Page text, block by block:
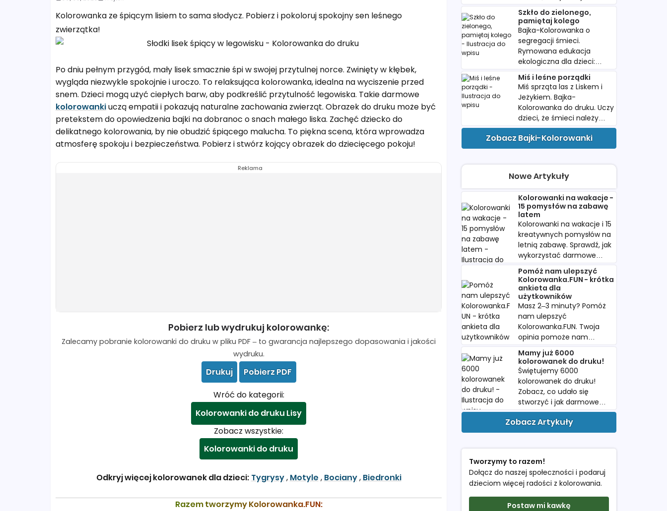
Kolorowanka ze śpiącym lisiem to sama słodycz. Pobierz i pokoloruj spokojny sen leśnego
zwierzątka!
Po dniu pełnym przygód, mały lisek smacznie śpi w swojej przytulnej norce. Zwinięty w kłębek,
wygląda niezwykle spokojnie i uroczo. To relaksująca kolorowanka, idealna na wyciszenie przed
snem. Dzieci mogą użyć ciepłych barw, aby podkreślić przytulność legowiska. Takie darmowe
kolorowankiuczą empatii i pokazują naturalne zachowania zwierząt. Obrazek do druku może być
pretekstem do opowiedzenia bajki na dobranoc o snach małego liska. Zachęć dziecko do
delikatnego kolorowania, by nie obudzić śpiącego malucha. To piękna scena, która wprowadza
atmosferę spokoju i bezpieczeństwa. Pobierz i stwórz kojący obrazek do dziecięcego pokoju!
Reklama
Pobierz lub wydrukuj kolorowankę:
Zalecamy pobranie kolorowanki do druku w pliku PDF – to gwarancja najlepszego dopasowania i jakości
wydruku.
Drukuj
Pobierz PDF
Wróć do kategorii:
Kolorowanki do druku Lisy
Zobacz wszystkie:
Kolorowanki do druku
Odkryj więcej kolorowanek dla dzieci: Tygrysy, Motyle , Bociany, Biedronki
Razem tworzymy Kolorowanka.FUN:
wartość swoich śladów.
Pobierz i wydrukuj dla
dziecka.
Szkło do zielonego,
pamiętaj kolego
Bajka-Kolorowanka o
segregacji śmieci.
Rymowana edukacja
ekologiczna dla dzieci:
papier, plastik i szkło w
kolorowych koszach do
druku.
Miś i leśne porządki
Miś sprząta las z Liskem i
Jeżykiem. Bajka-
Kolorowanka do druku. Uczy
dzieci, że śmieci należy
wyrzucać do kosza. Idealna
do przedszkola.
Zobacz Bajki-Kolorowanki
Nowe Artykuły
Kolorowanki na wakacje -
15 pomysłów na zabawę
latem
Kolorowanki na wakacje i 15
kreatywnych pomysłów na
letnią zabawę. Sprawdź, jak
wykorzystać darmowe
kolorowanki w podróży i
podczas urlopu.
Pomóż nam ulepszyć
Kolorowanka.FUN - krótka
ankieta dla
użytkowników
Masz 2–3 minuty? Pomóż
nam ulepszyć
Kolorowanka.FUN. Twoja
opinia pomoże nam
tworzyć więcej
kolorowanek, których
naprawdę szukacie.
Mamy już 6000
kolorowanek do druku!
Świętujemy 6000
kolorowanek do druku!
Zobacz, co udało się
stworzyć i jak darmowe
PDF-y pomagają dzieciom
w twórczej zabawie.
Zobacz Artykuły
Tworzymy to razem!
Dołącz do naszej społeczności i podaruj
dzieciom więcej radości z kolorowania.
Postaw mi kawkę